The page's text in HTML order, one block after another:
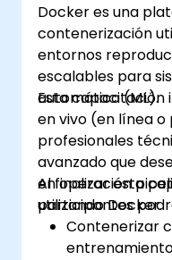
Docker es una
contenerización
entornos
escalables para
automático (ML).
Esta
en vivo (en línea
profesionales
avanzado que
en operación
utilizando Docker.
Al finalizar esta
participantes
Contenerizar